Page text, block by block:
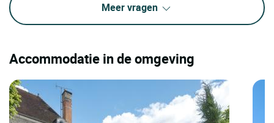
Meer vragen
Accommodatie in de omgeving